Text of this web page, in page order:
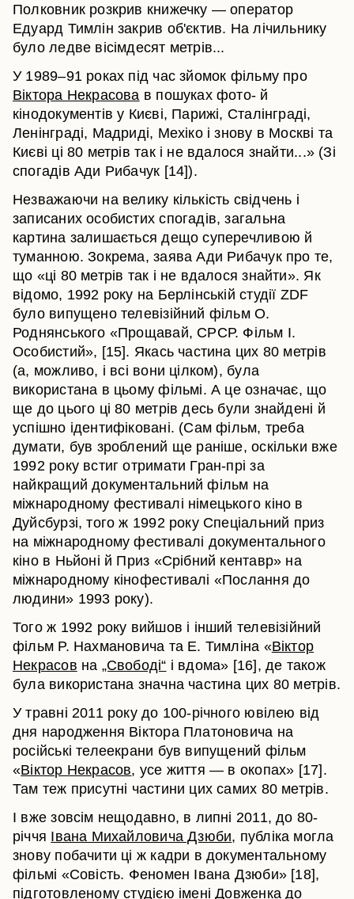
Полковник розкрив книжечку — оператор
Едуард Тимлін закрив об'єктив. На лічильнику
було ледве вісімдесят метрів...
У 1989–91 роках під час зйомок фільму про
Віктора Некрасова в пошуках фото- й
кінодокументів у Києві, Парижі, Сталінграді,
Ленінграді, Мадриді, Мехіко і знову в Москві та
Києві ці 80 метрів так і не вдалося знайти...» (Зі
спогадів Ади Рибачук [14]).
Незважаючи на велику кількість свідчень і
записаних особистих спогадів, загальна
картина залишається дещо суперечливою й
туманною. Зокрема, заява Ади Рибачук про те,
що «ці 80 метрів так і не вдалося знайти». Як
відомо, 1992 року на Берлінській студії ZDF
було випущено телевізійний фільм О.
Роднянського «Прощавай, СРСР. Фільм І.
Особистий», [15]. Якась частина цих 80 метрів
(а, можливо, і всі вони цілком), була
використана в цьому фільмі. А це означає, що
ще до цього ці 80 метрів десь були знайдені й
успішно ідентифіковані. (Сам фільм, треба
думати, був зроблений ще раніше, оскільки вже
1992 року встиг отримати Гран-прі за
найкращий документальний фільм на
міжнародному фестивалі німецького кіно в
Дуйсбурзі, того ж 1992 року Спеціальний приз
на міжнародному фестивалі документального
кіно в Ньйоні й Приз «Срібний кентавр» на
міжнародному кінофестивалі «Послання до
людини» 1993 року).
Того ж 1992 року вийшов і інший телевізійний
фільм Р. Нахмановича та Е. Тимліна «Віктор
Некрасов на „Свободі“ і вдома» [16], де також
була використана значна частина цих 80 метрів.
У травні 2011 року до 100-річного ювілею від
дня народження Віктора Платоновича на
російські телеекрани був випущений фільм
«Віктор Некрасов, усе життя — в окопах» [17].
Там теж присутні частини цих самих 80 метрів.
І вже зовсім нещодавно, в липні 2011, до 80-
річчя Івана Михайловича Дзюби, публіка могла
знову побачити ці ж кадри в документальному
фільмі «Совість. Феномен Івана Дзюби» [18],
підготовленому студією імені Довженка до